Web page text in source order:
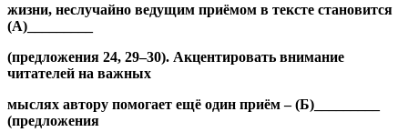
жизни, неслучайно ведущим приёмом в тексте становится
(А)_________
(предложения 24, 29–30). Акцентировать внимание
читателей на важных
мыслях автору помогает ещё один приём – (Б)_________
(предложения